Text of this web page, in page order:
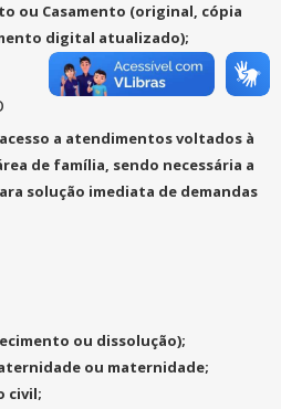
ou Casamento (original, cópia
digital atualizado);
a atendimentos voltados à
de família, sendo necessária a
solução imediata de demandas
ou dissolução);
ou maternidade;
civil;